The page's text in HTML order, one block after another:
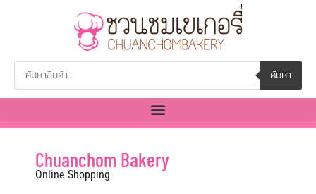
ค้นหา
Chuanchom Bakery
Online Shopping